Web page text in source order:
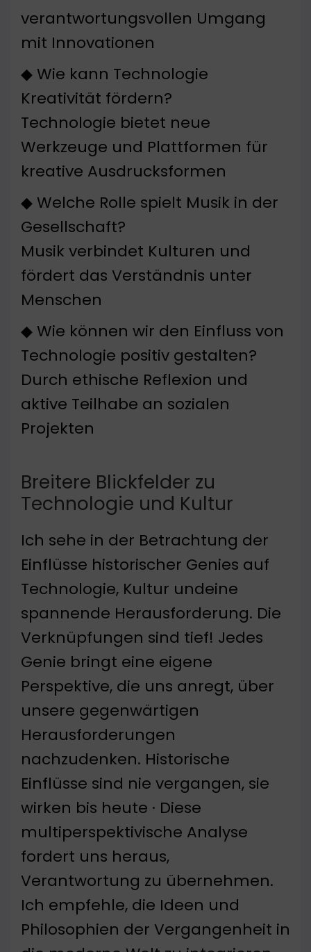
verantwortungsvollen Umgang
mit Innovationen
◆ Wie kann Technologie
Kreativität fördern?
Technologie bietet neue
Werkzeuge und Plattformen für
kreative Ausdrucksformen
◆ Welche Rolle spielt Musik in der
Gesellschaft?
Musik verbindet Kulturen und
fördert das Verständnis unter
Menschen
◆ Wie können wir den Einfluss von
Technologie positiv gestalten?
Durch ethische Reflexion und
aktive Teilhabe an sozialen
Projekten
Breitere Blickfelder zu
Technologie und Kultur
Ich sehe in der Betrachtung der
Einflüsse historischer Genies auf
Technologie, Kultur undeine
spannende Herausforderung. Die
Verknüpfungen sind tief! Jedes
Genie bringt eine eigene
Perspektive, die uns anregt, über
unsere gegenwärtigen
Herausforderungen
nachzudenken. Historische
Einflüsse sind nie vergangen, sie
wirken bis heute · Diese
multiperspektivische Analyse
fordert uns heraus,
Verantwortung zu übernehmen.
Ich empfehle, die Ideen und
Philosophien der Vergangenheit in